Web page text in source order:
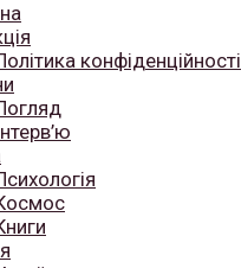
конфіденційності